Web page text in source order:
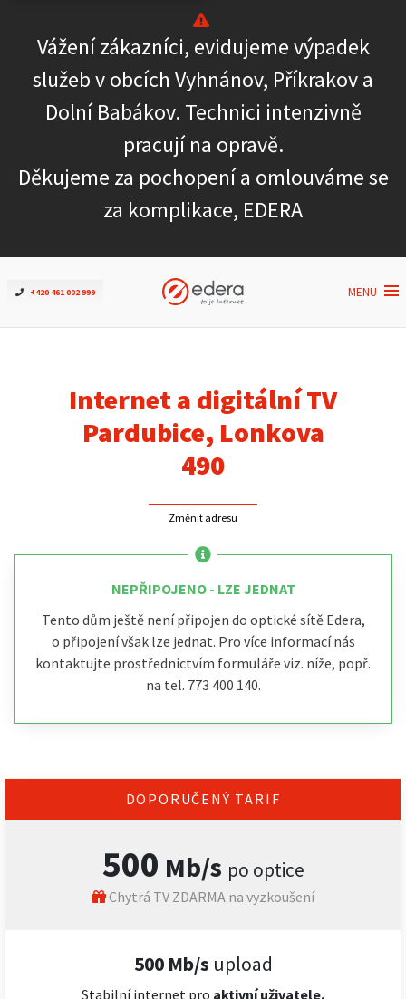
Vážení zákazníci, evidujeme výpadek
služeb v obcích Vyhnánov, Příkrakov a
Dolní Babákov. Technici intenzivně
pracují na opravě.
Děkujeme za pochopení a omlouváme se
za komplikace, EDERA
+420 461 002 999 MENU
Ověřit dostupnost
Internet
ČEZNET TV
Podpora
Internet a digitální TV
Pardubice, Lonkova
490
Změnit adresu
NEPŘIPOJENO - LZE JEDNAT
Tento dům ještě není připojen do optické sítě Edera,
o připojení však lze jednat. Pro více informací nás
kontaktujte prostřednictvím formuláře viz. níže, popř.
na tel. 773 400 140.
DOPORUČENÝ TARIF
500 Mb/s po optice
Chytrá TV ZDARMA na vyzkoušení
500 Mb/s upload
Stabilní internet pro aktivní uživatele.